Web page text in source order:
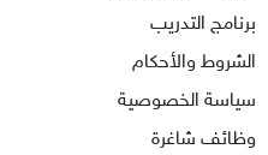
برنامج التدريب
الشروط والأحكام
سياسة الخصوصية
وظائف شاغرة